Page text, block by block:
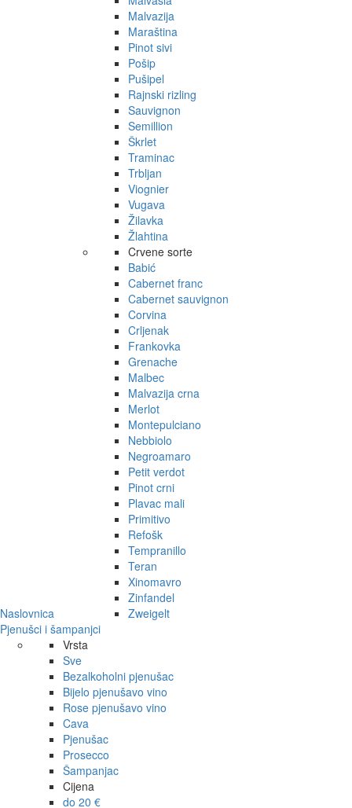
Naslovnica
Malvazija
Maraština
Pinot sivi
Pošip
Pušipel
Rajnski rizling
Sauvignon
Semillion
Škrlet
Traminac
Trbljan
Viognier
Vugava
Žilavka
Žlahtina
Crvene sorte
Babić
Cabernet franc
Cabernet sauvignon
Corvina
Crljenak
Frankovka
Grenache
Malbec
Malvazija crna
Merlot
Montepulciano
Nebbiolo
Negroamaro
Petit verdot
Pinot crni
Plavac mali
Primitivo
Refošk
Tempranillo
Teran
Xinomavro
Zinfandel
Zweigelt
Pjenušci i šampanjci
Vrsta
Sve
Bezalkoholni pjenušac
Bijelo pjenušavo vino
Rose pjenušavo vino
Cava
Pjenušac
Prosecco
Šampanjac
Cijena
do 20 €